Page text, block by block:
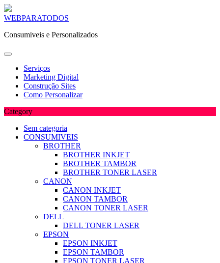
Skip
content
WEBPARATODOS
Consumiveis e Personalizados
Serviços
Marketing Digital
Construção Sites
Como Personalizar
Category
Sem categoria
CONSUMIVEIS
BROTHER
BROTHER INKJET
BROTHER TAMBOR
BROTHER TONER LASER
CANON
CANON INKJET
CANON TAMBOR
CANON TONER LASER
DELL
DELL TONER LASER
EPSON
EPSON INKJET
EPSON TAMBOR
EPSON TONER LASER